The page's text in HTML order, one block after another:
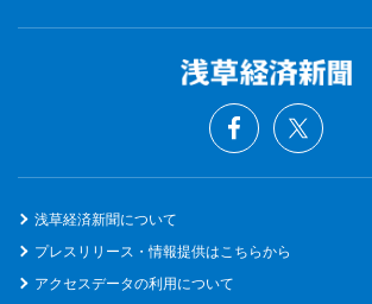
浅草経済新聞について
プレスリリース・情報提供はこちらから
アクセスデータの利用について